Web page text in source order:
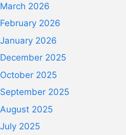
March 2026
February 2026
January 2026
December 2025
October 2025
September 2025
August 2025
July 2025